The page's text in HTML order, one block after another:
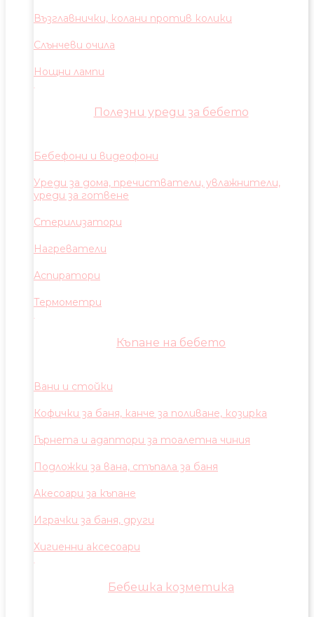
Възглавнички, колани против колики
Слънчеви очила
Нощни лампи
Полезни уреди за бебето
Бебефони и видеофони
Уреди за дома, пречистватели, увлажнители,
уреди за готвене
Стерилизатори
Нагреватели
Аспиратори
Термометри
Къпане на бебето
Вани и стойки
Кофички за баня, канче за поливане, козирка
Гърнета и адаптори за тоалетна чиния
Подложки за вана, стъпала за баня
Акесоари за къпане
Играчки за баня, други
Хигиенни аксесоари
Бебешка козметика